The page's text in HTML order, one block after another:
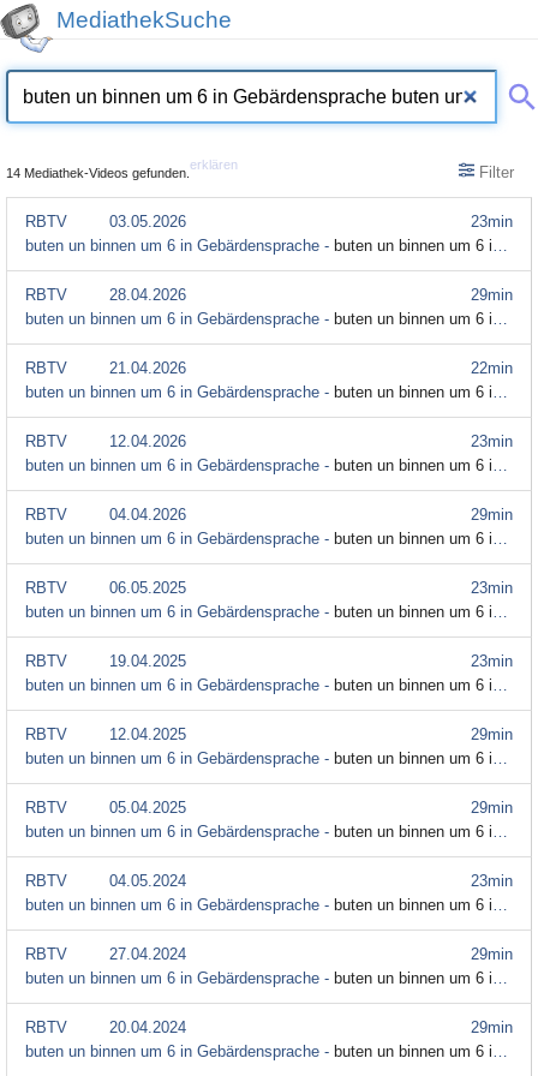
MediathekSuche
14 Mediathek-Videos gefunden.
erklären Filter
23min
RBTV
03.05.2026
buten un binnen um 6 in Gebärdensprache - buten un binnen um 6 in Gebärdensprache (27. bis 30. April) (Gebärdensprache)
29min
RBTV
28.04.2026
buten un binnen um 6 in Gebärdensprache - buten un binnen um 6 in Gebärdensprache (20. bis 26. April) (Gebärdensprache)
22min
RBTV
21.04.2026
buten un binnen um 6 in Gebärdensprache - buten un binnen um 6 in Gebärdensprache (13. bis 17. April) (Gebärdensprache)
23min
RBTV
12.04.2026
buten un binnen um 6 in Gebärdensprache - buten un binnen um 6 in Gebärdensprache (6. bis 10. April) (Gebärdensprache)
29min
RBTV
04.04.2026
buten un binnen um 6 in Gebärdensprache - buten un binnen um 6 in Gebärdensprache (30. März bis 2. April) (Gebärdensprache)
23min
RBTV
06.05.2025
buten un binnen um 6 in Gebärdensprache - buten un binnen um 6 in Gebärdensprache (28. April bis 2. Mai) (Gebärdensprache)
23min
RBTV
19.04.2025
buten un binnen um 6 in Gebärdensprache - buten un binnen um 6 in Gebärdensprache (14. bis 18. April) (Gebärdensprache)
29min
RBTV
12.04.2025
buten un binnen um 6 in Gebärdensprache - buten un binnen um 6 in Gebärdensprache (7. bis 11. April) (Gebärdensprache)
29min
RBTV
05.04.2025
buten un binnen um 6 in Gebärdensprache - buten un binnen um 6 in Gebärdensprache (31. März bis 4. April) (Gebärdensprache)
23min
RBTV
04.05.2024
buten un binnen um 6 in Gebärdensprache - buten un binnen um 6 in Gebärdensprache (29. April bis 3. Mai) (Gebärdensprache)
29min
RBTV
27.04.2024
buten un binnen um 6 in Gebärdensprache - buten un binnen um 6 in Gebärdensprache (22. bis 26. April) (Gebärdensprache)
29min
RBTV
20.04.2024
buten un binnen um 6 in Gebärdensprache - buten un binnen um 6 in Gebärdensprache (15. bis 19. April) (Gebärdensprache)